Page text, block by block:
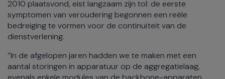
2010 plaatsvond, eist langzaam zijn tol: de eerste
symptomen van veroudering begonnen een reële
bedreiging te vormen voor de continuïteit van de
dienstverlening.
“In de afgelopen jaren hadden we te maken met een
aantal storingen in apparatuur op de aggregatielaag,